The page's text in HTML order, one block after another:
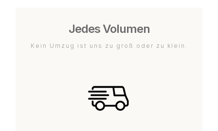
Jedes Volumen
Kein Umzug ist uns zu groß oder zu klein.